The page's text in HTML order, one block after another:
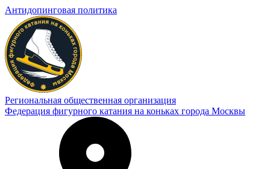
Антидопинговая политика
Региональная общественная организация
Федерация фигурного катания на коньках города Москвы